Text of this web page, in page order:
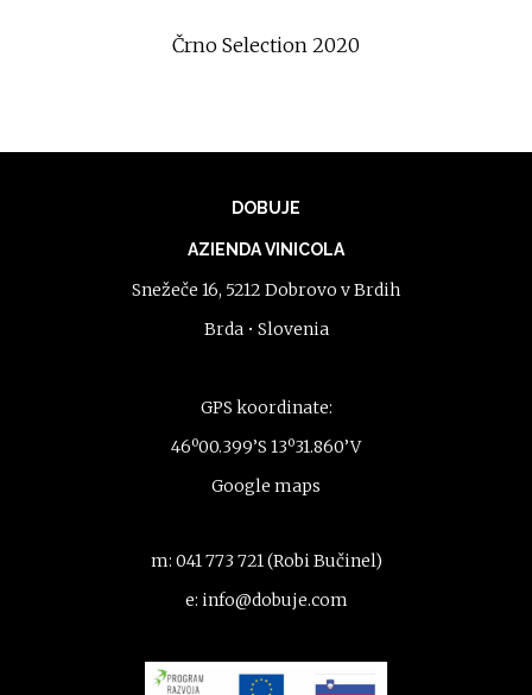
Črno Selection 2020
DOBUJE
AZIENDA VINICOLA
Snežeče 16, 5212 Dobrovo v Brdih
Brda • Slovenia
GPS koordinate:
46º00.399’S 13º31.860’V
Google maps
m: 041 773 721 (Robi Bučinel)
e: info@dobuje.com